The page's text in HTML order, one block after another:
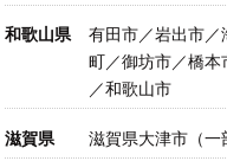
和歌山県
有田市／岩出市／
町／御坊市／橋本
／和歌山市
滋賀県 滋賀県大津市（一